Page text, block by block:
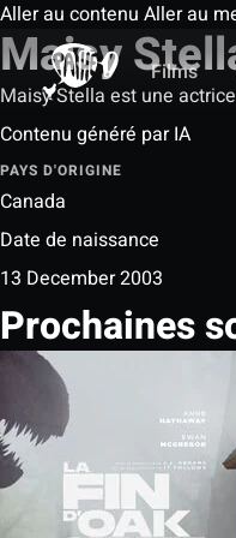
Aller au contenu Aller au
Films
Maisy
Maisy Stella est une
Contenu généré par IA
PAYS D'ORIGINE
Canada
Date de naissance
13 December 2003
Prochaines